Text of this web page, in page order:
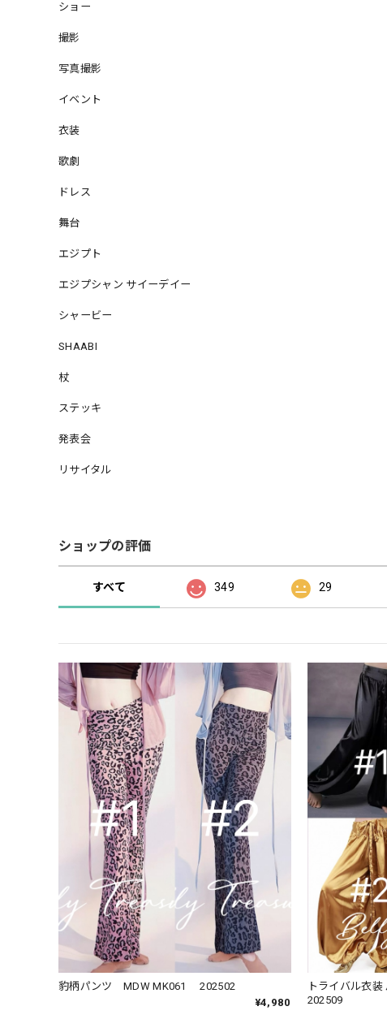
ショー
撮影
写真撮影
イベント
衣装
歌劇
ドレス
舞台
エジプト
エジプシャン サイーデイー
シャービー
SHAABI
杖
ステッキ
発表会
リサイタル
ショップの評価
すべて 349 29
豹柄パンツ MDW MK061 202502
¥4,980
トライバル衣装 パンツ ADNL WJ01556
202509